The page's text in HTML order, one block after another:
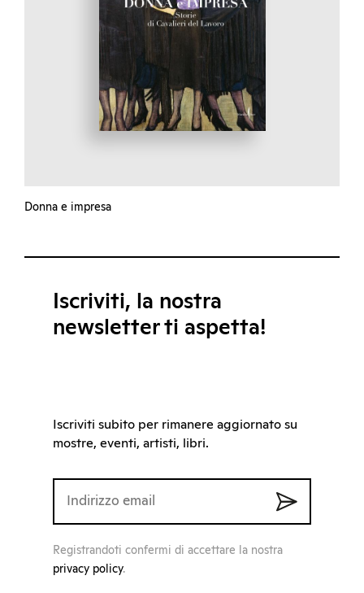
Donna e impresa
Iscriviti, la nostra
newsletter ti aspetta!
Iscriviti subito per rimanere aggiornato su
mostre, eventi, artisti, libri.
Registrandoti confermi di accettare la nostra
privacy policy.